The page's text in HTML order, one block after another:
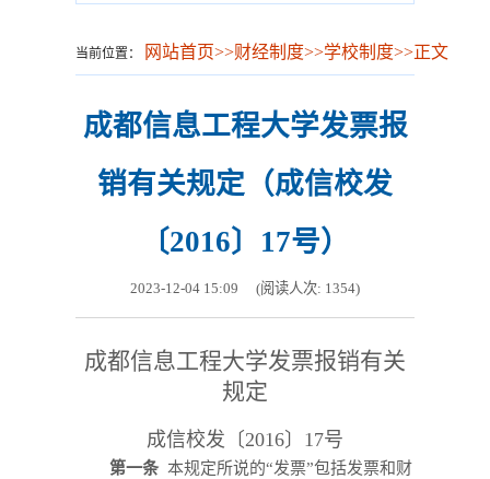
当前位置： 网站首页>>财经制度>>学校制度>>正文
成都信息工程大学发票报
销有关规定（成信校发
〔2016〕17号）
2023-12-04 15:09 (阅读人次: 1354)
成都信息工程大学发票报销有关
规定
成信校发〔2016〕17号
第一条 本规定所说的“发票”包括发票和财